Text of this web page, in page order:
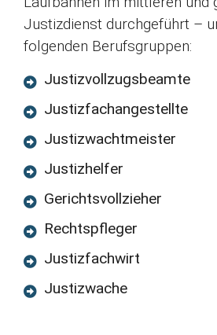
Justizdienst durchgeführt –
folgenden Berufsgruppen:
Justizvollzugsbeamte
Justizfachangestellte
Justizwachtmeister
Justizhelfer
Gerichtsvollzieher
Rechtspfleger
Justizfachwirt
Justizwache